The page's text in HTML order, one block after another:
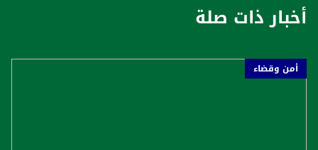
أخبار ذات صلة
أمن وقضاء